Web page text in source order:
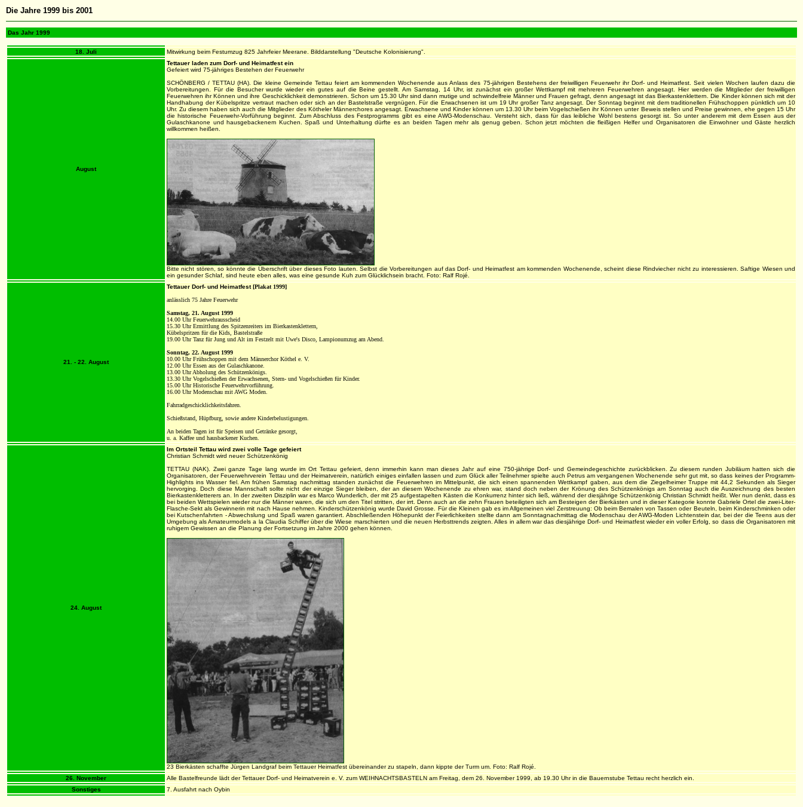
Die Jahre 1999 bis 2001
Das Jahr 1999
18. Juli Mitwirkung beim Festumzug 825 Jahrfeier Meerane. Bilddarstellung "Deutsche Kolonisierung".
August
Tettauer laden zum Dorf- und Heimatfest ein
Gefeiert wird 75-jähriges Bestehen der Feuerwehr
SCHÖNBERG / TETTAU (HA). Die kleine Gemeinde Tettau feiert am kommenden Wochenende aus Anlass des 75-jährigen Bestehens der freiwilligen Feuerwehr ihr Dorf- und Heimatfest. Seit vielen Wochen laufen dazu die
Vorbereitungen. Für die Besucher wurde wieder ein gutes auf die Beine gestellt. Am Samstag, 14 Uhr, ist zunächst ein großer Wettkampf mit mehreren Feuerwehren angesagt. Hier werden die Mitglieder der freiwilligen
Feuerwehren ihr Können und ihre Geschicklichkeit demonstrieren. Schon um 15.30 Uhr sind dann mutige und schwindelfreie Männer und Frauen gefragt, denn angesagt ist das Bierkastenklettern. Die Kinder können sich mit der
Handhabung der Kübelspritze vertraut machen oder sich an der Bastelstraße vergnügen. Für die Erwachsenen ist um 19 Uhr großer Tanz angesagt. Der Sonntag beginnt mit dem traditionellen Frühschoppen pünktlich um 10
Uhr. Zu diesem haben sich auch die Mitglieder des Kötheler Männerchores angesagt. Erwachsene und Kinder können um 13.30 Uhr beim Vogelschießen ihr Können unter Beweis stellen und Preise gewinnen, ehe gegen 15 Uhr
die historische Feuerwehr-Vorführung beginnt. Zum Abschluss des Festprogramms gibt es eine AWG-Modenschau. Versteht sich, dass für das leibliche Wohl bestens gesorgt ist. So unter anderem mit dem Essen aus der
Gulaschkanone und hausgebackenem Kuchen. Spaß und Unterhaltung dürfte es an beiden Tagen mehr als genug geben. Schon jetzt möchten die fleißigen Helfer und Organisatoren die Einwohner und Gäste herzlich
willkommen heißen.
Bitte nicht stören, so könnte die Überschrift über dieses Foto lauten. Selbst die Vorbereitungen auf das Dorf- und Heimatfest am kommenden Wochenende, scheint diese Rindviecher nicht zu interessieren. Saftige Wiesen und
ein gesunder Schlaf, sind heute eben alles, was eine gesunde Kuh zum Glücklichsein bracht. Foto: Ralf Rojé.
21. - 22. August
Tettauer Dorf- und Heimatfest [Plakat 1999]
anlässlich 75 Jahre Feuerwehr
Samstag, 21. August 1999
14.00 Uhr Feuerwehrausscheid
15.30 Uhr Ermittlung des Spitzenreiters im Bierkastenklettern,
Kübelspritzen für die Kids, Bastelstraße
19.00 Uhr Tanz für Jung und Alt im Festzelt mit Uwe's Disco, Lampionumzug am Abend.
Sonntag, 22. August 1999
10.00 Uhr Frühschoppen mit dem Männerchor Köthel e. V.
12.00 Uhr Essen aus der Gulaschkanone.
13.00 Uhr Abholung des Schützenkönigs.
13.30 Uhr Vogelschießen der Erwachsenen, Stern- und Vogelschießen für Kinder.
15.00 Uhr Historische Feuerwehrvorführung.
16.00 Uhr Modenschau mit AWG Moden.
Fahrradgeschicklichkeitsfahren.
Schießstand, Hüpfburg, sowie andere Kinderbelustigungen.
An beiden Tagen ist für Speisen und Getränke gesorgt,
u. a. Kaffee und hausbackener Kuchen.
24. August
Im Ortsteil Tettau wird zwei volle Tage gefeiert
Christian Schmidt wird neuer Schützenkönig
TETTAU (NAK). Zwei ganze Tage lang wurde im Ort Tettau gefeiert, denn immerhin kann man dieses Jahr auf eine 750-jährige Dorf- und Gemeindegeschichte zurückblicken. Zu diesem runden Jubiläum hatten sich die
Organisatoren, der Feuerwehrverein Tettau und der Heimatverein, natürlich einiges einfallen lassen und zum Glück aller Teilnehmer spielte auch Petrus am vergangenen Wochenende sehr gut mit, so dass keines der Programm-
Highlights ins Wasser fiel. Am frühen Samstag nachmittag standen zunächst die Feuerwehren im Mittelpunkt, die sich einen spannenden Wettkampf gaben, aus dem die Ziegelheimer Truppe mit 44,2 Sekunden als Sieger
hervorging. Doch diese Mannschaft sollte nicht der einzige Sieger bleiben, der an diesem Wochenende zu ehren war, stand doch neben der Krönung des Schützenkönigs am Sonntag auch die Auszeichnung des besten
Bierkastenkletterers an. In der zweiten Disziplin war es Marco Wunderlich, der mit 25 aufgestapelten Kästen die Konkurrenz hinter sich ließ, während der diesjährige Schützenkönig Christian Schmidt heißt. Wer nun denkt, dass es
bei beiden Wettspielen wieder nur die Männer waren, die sich um den Titel stritten, der irrt. Denn auch an die zehn Frauen beteiligten sich am Besteigen der Bierkästen und in dieser Kategorie konnte Gabriele Ortel die zwei-Liter-
Flasche-Sekt als Gewinnerin mit nach Hause nehmen. Kinderschützenkönig wurde David Grosse. Für die Kleinen gab es im Allgemeinen viel Zerstreuung: Ob beim Bemalen von Tassen oder Beuteln, beim Kinderschminken oder
bei Kutschenfahrten - Abwechslung und Spaß waren garantiert. Abschließenden Höhepunkt der Feierlichkeiten stellte dann am Sonntagnachmittag die Modenschau der AWG-Moden Lichtenstein dar, bei der die Teens aus der
Umgebung als Amateurmodels a la Claudia Schiffer über die Wiese marschierten und die neuen Herbsttrends zeigten. Alles in allem war das diesjährige Dorf- und Heimatfest wieder ein voller Erfolg, so dass die Organisatoren mit
ruhigem Gewissen an die Planung der Fortsetzung im Jahre 2000 gehen können.
23 Bierkästen schaffte Jürgen Landgraf beim Tettauer Heimatfest übereinander zu stapeln, dann kippte der Turm um. Foto: Ralf Rojé.
26. November
Alle Bastelfreunde lädt der Tettauer Dorf- und Heimatverein e. V. zum WEIHNACHTSBASTELN am Freitag, dem 26. November 1999, ab 19.30 Uhr in die Bauernstube Tettau recht herzlich ein.
Sonstiges
7. Ausfahrt nach Oybin